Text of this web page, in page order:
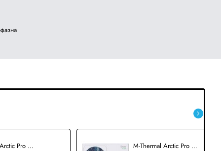
M-Thermal Arctic Pro MHC-V8W/D2N8-B Моноблок Монофазна топлинска пумпа
M-Thermal Arctic Pro MHC-V6W/D2N8-B Моноблок Монофазна топлинска пумпа